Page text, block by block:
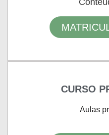
CURSO
Aulas